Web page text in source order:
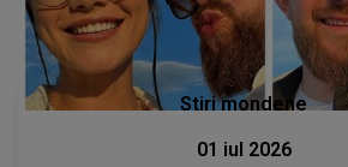
Stiri mondene
01 iul 2026